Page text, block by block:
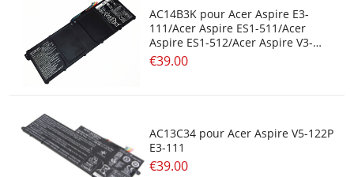
AC14B3K pour Acer Aspire E3-
111/Acer Aspire ES1-511/Acer
Aspire ES1-512/Acer Aspire V3-
371/Acer Aspire E5-771G
€39.00
AC13C34 pour Acer Aspire V5-122P
E3-111
€39.00